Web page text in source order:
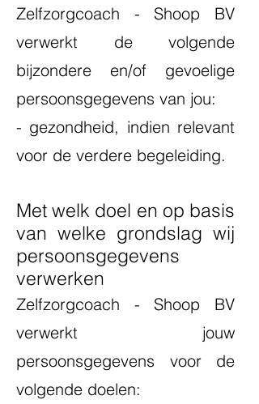
Zelfzorgcoach - Shoop BV
verwerkt de volgende
bijzondere en/of gevoelige
persoonsgegevens van jou:
- gezondheid, indien relevant
voor de verdere begeleiding.
Met welk doel en op basis
van welke grondslag wij
persoonsgegevens
verwerken
Zelfzorgcoach - Shoop BV
verwerkt jouw
persoonsgegevens voor de
volgende doelen: